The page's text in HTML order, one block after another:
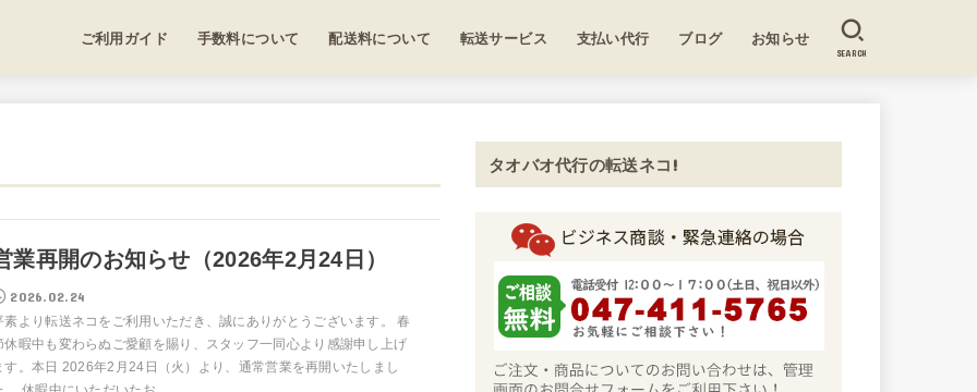
ご利用ガイド 手数料について 配送料について 転送サービス 支払い代行 ブログ お知らせ
SEARCH
業再開のお知らせ（2026年2月24日）
2026.02.24
素より転送ネコをご利用いただき、誠にありがとうございます。 春
休暇中も変わらぬご愛顧を賜り、スタッフ一同心より感謝申し上げ
す。本日 2026年2月24日（火）より、通常営業を再開いたしまし
タオバオ代行の転送ネコ!